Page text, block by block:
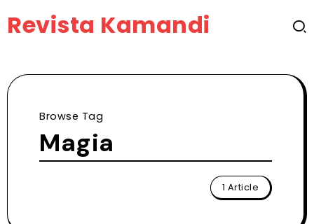
Revista Kamandi
Browse Tag
Magia
1 Article